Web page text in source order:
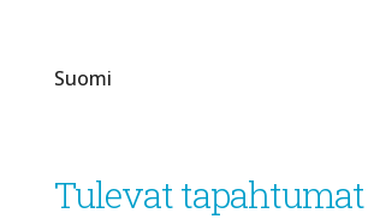
Suomi
Tulevat tapahtumat